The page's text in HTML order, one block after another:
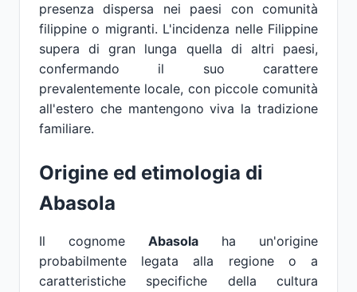
presenza dispersa nei paesi con comunità
filippine o migranti. L'incidenza nelle Filippine
supera di gran lunga quella di altri paesi,
confermando il suo carattere
prevalentemente locale, con piccole comunità
all'estero che mantengono viva la tradizione
familiare.
Origine ed etimologia di
Abasola
Il cognome Abasola ha un'origine
probabilmente legata alla regione o a
caratteristiche specifiche della cultura